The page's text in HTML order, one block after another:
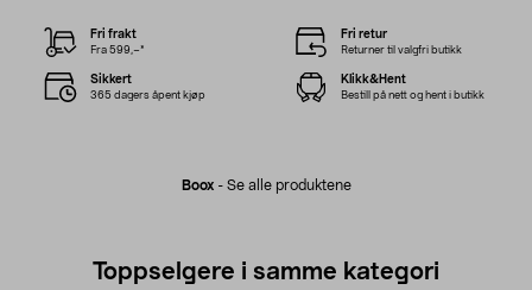
Boox- Se alle produktene
Fri frakt
Fra 599,–*
Fri retur
Returner til valgfri butikk
Sikkert
365 dagers åpent kjøp
Klikk&Hent
Bestill på nett og hent i butikk
Toppselgere i samme kategori